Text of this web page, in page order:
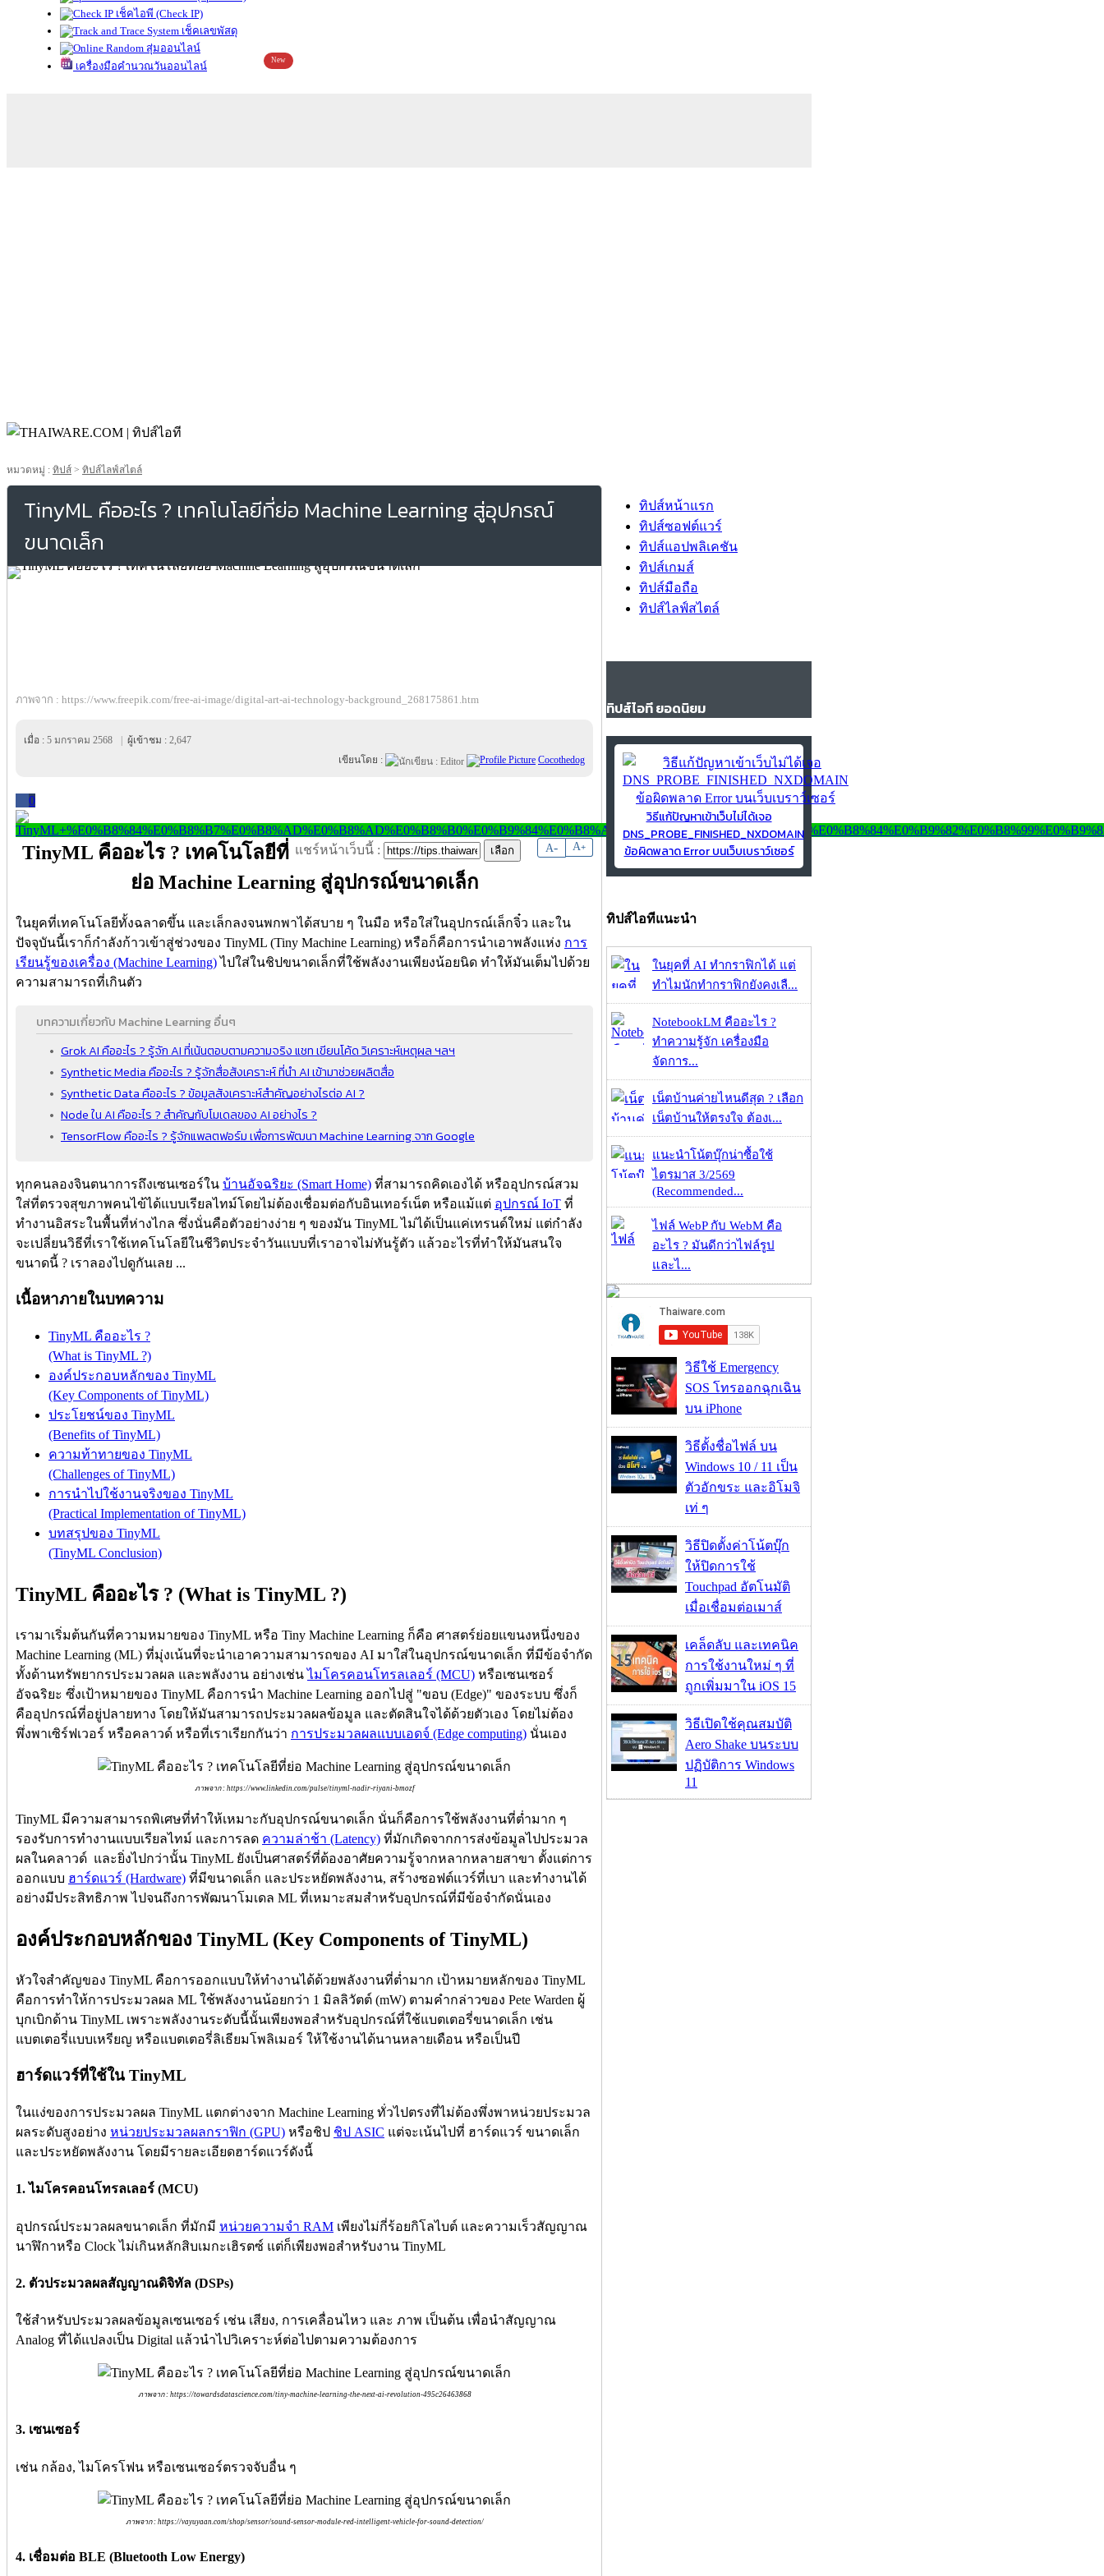
เช็คไอพี (Check IP)
เช็คเลขพัสดุ
สุ่มออนไลน์
เครื่องมือคำนวณวันออนไลน์
New
หมวดหมู่ : ทิปส์ > ทิปส์ไลฟ์สไตล์
TinyML คืออะไร ? เทคโนโลยีที่ย่อ Machine Learning สู่อุปกรณ์
ขนาดเล็ก
ภาพจาก : https://www.freepik.com/free-ai-image/digital-art-ai-technology-background_268175861.htm
เมื่อ : 5 มกราคม 2568 ผู้เข้าชม : 2,647
เขียนโดย :
Cocothedog
0
A- A+
แชร์หน้าเว็บนี้ :
TinyML คืออะไร ? เทคโนโลยีที่
ย่อ Machine Learning สู่อุปกรณ์ขนาดเล็ก
ในยุคที่เทคโนโลยีทั้งฉลาดขึ้น และเล็กลงจนพกพาได้สบาย ๆ ในมือ หรือใส่ในอุปกรณ์เล็กจิ๋ว และใน
ปัจจุบันนี้เราก็กำลังก้าวเข้าสู่ช่วงของ TinyML (Tiny Machine Learning) หรือก็คือการนำเอาพลังแห่ง การ
เรียนรู้ของเครื่อง (Machine Learning)ไปใส่ในชิปขนาดเล็กที่ใช้พลังงานเพียงน้อยนิด ทำให้มันเต็มไปด้วย
ความสามารถที่เกินตัว
บทความเกี่ยวกับ Machine Learning อื่นๆ
Grok AI คืออะไร ? รู้จัก AI ที่เน้นตอบตามความจริง แชท เขียนโค้ด วิเคราะห์เหตุผล ฯลฯ
Synthetic Media คืออะไร ? รู้จักสื่อสังเคราะห์ ที่นำ AI เข้ามาช่วยผลิตสื่อ
Synthetic Data คืออะไร ? ข้อมูลสังเคราะห์สำคัญอย่างไรต่อ AI ?
Node ใน AI คืออะไร ? สำคัญกับโมเดลของ AI อย่างไร ?
TensorFlow คืออะไร ? รู้จักแพลตฟอร์ม เพื่อการพัฒนา Machine Learning จาก Google
ทุกคนลองจินตนาการถึงเซนเซอร์ใน บ้านอัจฉริยะ (Smart Home) ที่สามารถคิดเองได้ หรืออุปกรณ์สวม
ใส่ที่ตรวจสุขภาพคนไข้ได้แบบเรียลไทม์โดยไม่ต้องเชื่อมต่อกับอินเทอร์เน็ต หรือแม้แต่ อุปกรณ์ IoT ที่
ทำงานอิสระในพื้นที่ห่างไกล ซึ่งนั่นคือตัวอย่างง่าย ๆ ของมัน TinyML ไม่ได้เป็นแค่เทรนด์ใหม่ แต่กำลัง
จะเปลี่ยนวิธีที่เราใช้เทคโนโลยีในชีวิตประจำวันแบบที่เราอาจไม่ทันรู้ตัว แล้วอะไรที่ทำให้มันสนใจ
ขนาดนี้ ? เราลองไปดูกันเลย ...
เนื้อหาภายในบทความ
TinyML คืออะไร ?
(What is TinyML ?)
องค์ประกอบหลักของ TinyML
(Key Components of TinyML)
ประโยชน์ของ TinyML
(Benefits of TinyML)
ความท้าทายของ TinyML
(Challenges of TinyML)
การนำไปใช้งานจริงของ TinyML
(Practical Implementation of TinyML)
บทสรุปของ TinyML
(TinyML Conclusion)
TinyML คืออะไร ? (What is TinyML ?)
เรามาเริ่มต้นกันที่ความหมายของ TinyML หรือ Tiny Machine Learning ก็คือ ศาสตร์ย่อยแขนงหนึ่งของ
Machine Learning (ML) ที่มุ่งเน้นที่จะนำเอาความสามารถของ AI มาใส่ในอุปกรณ์ขนาดเล็ก ที่มีข้อจำกัด
ทั้งด้านทรัพยากรประมวลผล และพลังงาน อย่างเช่นไมโครคอนโทรลเลอร์ (MCU) หรือเซนเซอร์
อัจฉริยะ ซึ่งเป้าหมายของ TinyML คือการนำ Machine Learning ออกไปสู่ "ขอบ (Edge)" ของระบบ ซึ่งก็
คืออุปกรณ์ที่อยู่ปลายทาง โดยให้มันสามารถประมวลผลข้อมูล และตัดสินใจได้ด้วยตัวเอง โดยไม่ต้อง
พึ่งพาเซิร์ฟเวอร์ หรือคลาวด์ หรือที่เราเรียกกันว่า การประมวลผลแบบเอดจ์ (Edge computing) นั่นเอง
ภาพจาก : https://www.linkedin.com/pulse/tinyml-nadir-riyani-bmozf
TinyML มีความสามารถพิเศษที่ทำให้เหมาะกับอุปกรณ์ขนาดเล็ก นั่นก็คือการใช้พลังงานที่ต่ำมาก ๆ
รองรับการทำงานแบบเรียลไทม์ และการลด ความล่าช้า (Latency) ที่มักเกิดจากการส่งข้อมูลไปประมวล
ผลในคลาวด์ และยิ่งไปกว่านั้น TinyML ยังเป็นศาสตร์ที่ต้องอาศัยความรู้จากหลากหลายสาขา ตั้งแต่การ
ออกแบบ ฮาร์ดแวร์ (Hardware) ที่มีขนาดเล็ก และประหยัดพลังงาน, สร้างซอฟต์แวร์ที่เบา และทำงานได้
อย่างมีประสิทธิภาพ ไปจนถึงการพัฒนาโมเดล ML ที่เหมาะสมสำหรับอุปกรณ์ที่มีข้อจำกัดนั่นเอง
องค์ประกอบหลักของ TinyML (Key Components of TinyML)
หัวใจสำคัญของ TinyML คือการออกแบบให้ทำงานได้ด้วยพลังงานที่ต่ำมาก เป้าหมายหลักของ TinyML
คือการทำให้การประมวลผล ML ใช้พลังงานน้อยกว่า 1 มิลลิวัตต์ (mW) ตามคำกล่าวของ Pete Warden ผู้
บุกเบิกด้าน TinyML เพราะพลังงานระดับนี้นั้นเพียงพอสำหรับอุปกรณ์ที่ใช้แบตเตอรี่ขนาดเล็ก เช่น
แบตเตอรี่แบบเหรียญ หรือแบตเตอรี่ลิเธียมโพลิเมอร์ ให้ใช้งานได้นานหลายเดือน หรือเป็นปี
ฮาร์ดแวร์ที่ใช้ใน TinyML
ในแง่ของการประมวลผล TinyML แตกต่างจาก Machine Learning ทั่วไปตรงที่ไม่ต้องพึ่งพาหน่วยประมวล
ผลระดับสูงอย่าง หน่วยประมวลผลกราฟิก (GPU) หรือชิป ชิป ASIC แต่จะเน้นไปที่ ฮาร์ดแวร์ ขนาดเล็ก
และประหยัดพลังงาน โดยมีรายละเอียดฮาร์ดแวร์ดังนี้
1. ไมโครคอนโทรลเลอร์ (MCU)
อุปกรณ์ประมวลผลขนาดเล็ก ที่มักมี หน่วยความจำ RAM เพียงไม่กี่ร้อยกิโลไบต์ และความเร็วสัญญาณ
นาฬิกาหรือ Clock ไม่เกินหลักสิบเมกะเฮิรตซ์ แต่ก็เพียงพอสำหรับงาน TinyML
2. ตัวประมวลผลสัญญาณดิจิทัล (DSPs)
ใช้สำหรับประมวลผลข้อมูลเซนเซอร์ เช่น เสียง, การเคลื่อนไหว และ ภาพ เป็นต้น เพื่อนำสัญญาณ
Analog ที่ได้แปลงเป็น Digital แล้วนำไปวิเคราะห์ต่อไปตามความต้องการ
ภาพจาก : https://towardsdatascience.com/tiny-machine-learning-the-next-ai-revolution-495c26463868
3. เซนเซอร์
เช่น กล้อง, ไมโครโฟน หรือเซนเซอร์ตรวจจับอื่น ๆ
ภาพจาก : https://vayuyaan.com/shop/sensor/sound-sensor-module-red-intelligent-vehicle-for-sound-detection/
4. เชื่อมต่อ BLE (Bluetooth Low Energy)
ทิปส์หน้าแรก
ทิปส์ซอฟต์แวร์
ทิปส์แอปพลิเคชัน
ทิปส์เกมส์
ทิปส์มือถือ
ทิปส์ไลฟ์สไตล์
ทิปส์ไอที ยอดนิยม
วิธีแก้ปัญหาเข้าเว็บไม่ได้เจอ
DNS_PROBE_FINISHED_NXDOMAIN
ข้อผิดพลาด Error บนเว็บเบราว์เซอร์
ทิปส์ไอทีแนะนำ
ในยุคที่ AI ทำกราฟิกได้ แต่
ทำไมนักทำกราฟิกยังคงเลื...
NotebookLM คืออะไร ?
ทำความรู้จัก เครื่องมือ
จัดการ...
เน็ตบ้านค่ายไหนดีสุด ? เลือก
เน็ตบ้านให้ตรงใจ ต้องเ...
แนะนำโน้ตบุ๊กน่าซื้อใช้
ไตรมาส 3/2569
(Recommended...
ไฟล์ WebP กับ WebM คือ
อะไร ? มันดีกว่าไฟล์รูป
และไ...
วิธีใช้ Emergency
SOS โทรออกฉุกเฉิน
บน iPhone
วิธีตั้งชื่อไฟล์ บน
Windows 10 / 11 เป็น
ตัวอักขระ และอิโมจิ
เท่ ๆ
วิธีปิดตั้งค่าโน้ตบุ๊ก
ให้ปิดการใช้
Touchpad อัตโนมัติ
เมื่อเชื่อมต่อเมาส์
เคล็ดลับ และเทคนิค
การใช้งานใหม่ ๆ ที่
ถูกเพิ่มมาใน iOS 15
วิธีเปิดใช้คุณสมบัติ
Aero Shake บนระบบ
ปฏิบัติการ Windows
11